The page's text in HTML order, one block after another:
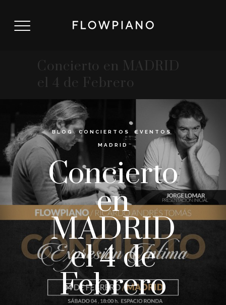
Concierto en MADRID
el 4 de Febrero
BLOG ,CONCIERTOS ,EVENTOS
MADRID
Concierto
en
MADRID
el 4 de
Febrero